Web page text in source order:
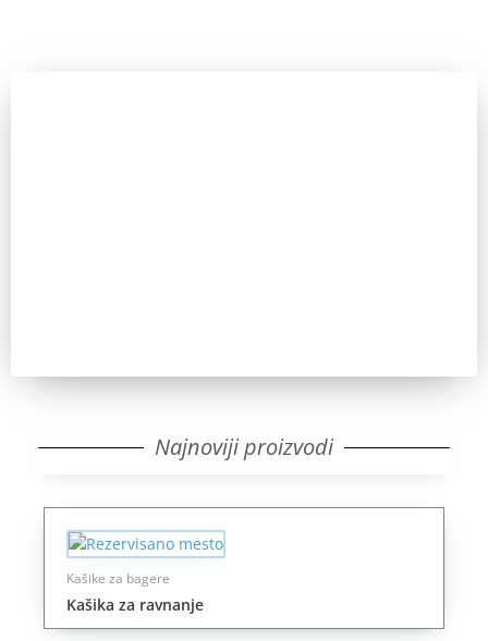
Najnoviji proizvodi
Kašike za bagere
Kašika za ravnanje